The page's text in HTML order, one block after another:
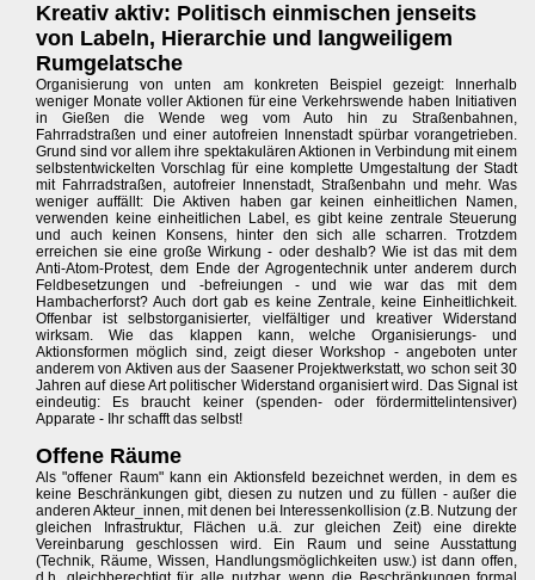
Kreativ aktiv: Politisch einmischen jenseits
von Labeln, Hierarchie und langweiligem
Rumgelatsche
Organisierung von unten am konkreten Beispiel gezeigt: Innerhalb
weniger Monate voller Aktionen für eine Verkehrswende haben Initiativen
in Gießen die Wende weg vom Auto hin zu Straßenbahnen,
Fahrradstraßen und einer autofreien Innenstadt spürbar vorangetrieben.
Grund sind vor allem ihre spektakulären Aktionen in Verbindung mit einem
selbstentwickelten Vorschlag für eine komplette Umgestaltung der Stadt
mit Fahrradstraßen, autofreier Innenstadt, Straßenbahn und mehr. Was
weniger auffällt: Die Aktiven haben gar keinen einheitlichen Namen,
verwenden keine einheitlichen Label, es gibt keine zentrale Steuerung
und auch keinen Konsens, hinter den sich alle scharren. Trotzdem
erreichen sie eine große Wirkung - oder deshalb? Wie ist das mit dem
Anti-Atom-Protest, dem Ende der Agrogentechnik unter anderem durch
Feldbesetzungen und -befreiungen - und wie war das mit dem
Hambacherforst? Auch dort gab es keine Zentrale, keine Einheitlichkeit.
Offenbar ist selbstorganisierter, vielfältiger und kreativer Widerstand
wirksam. Wie das klappen kann, welche Organisierungs- und
Aktionsformen möglich sind, zeigt dieser Workshop - angeboten unter
anderem von Aktiven aus der Saasener Projektwerkstatt, wo schon seit 30
Jahren auf diese Art politischer Widerstand organisiert wird. Das Signal ist
eindeutig: Es braucht keiner (spenden- oder fördermittelintensiver)
Apparate - Ihr schafft das selbst!
Offene Räume
Als "offener Raum" kann ein Aktionsfeld bezeichnet werden, in dem es
keine Beschränkungen gibt, diesen zu nutzen und zu füllen - außer die
anderen Akteur_innen, mit denen bei Interessenkollision (z.B. Nutzung der
gleichen Infrastruktur, Flächen u.ä. zur gleichen Zeit) eine direkte
Vereinbarung geschlossen wird. Ein Raum und seine Ausstattung
(Technik, Räume, Wissen, Handlungsmöglichkeiten usw.) ist dann offen,